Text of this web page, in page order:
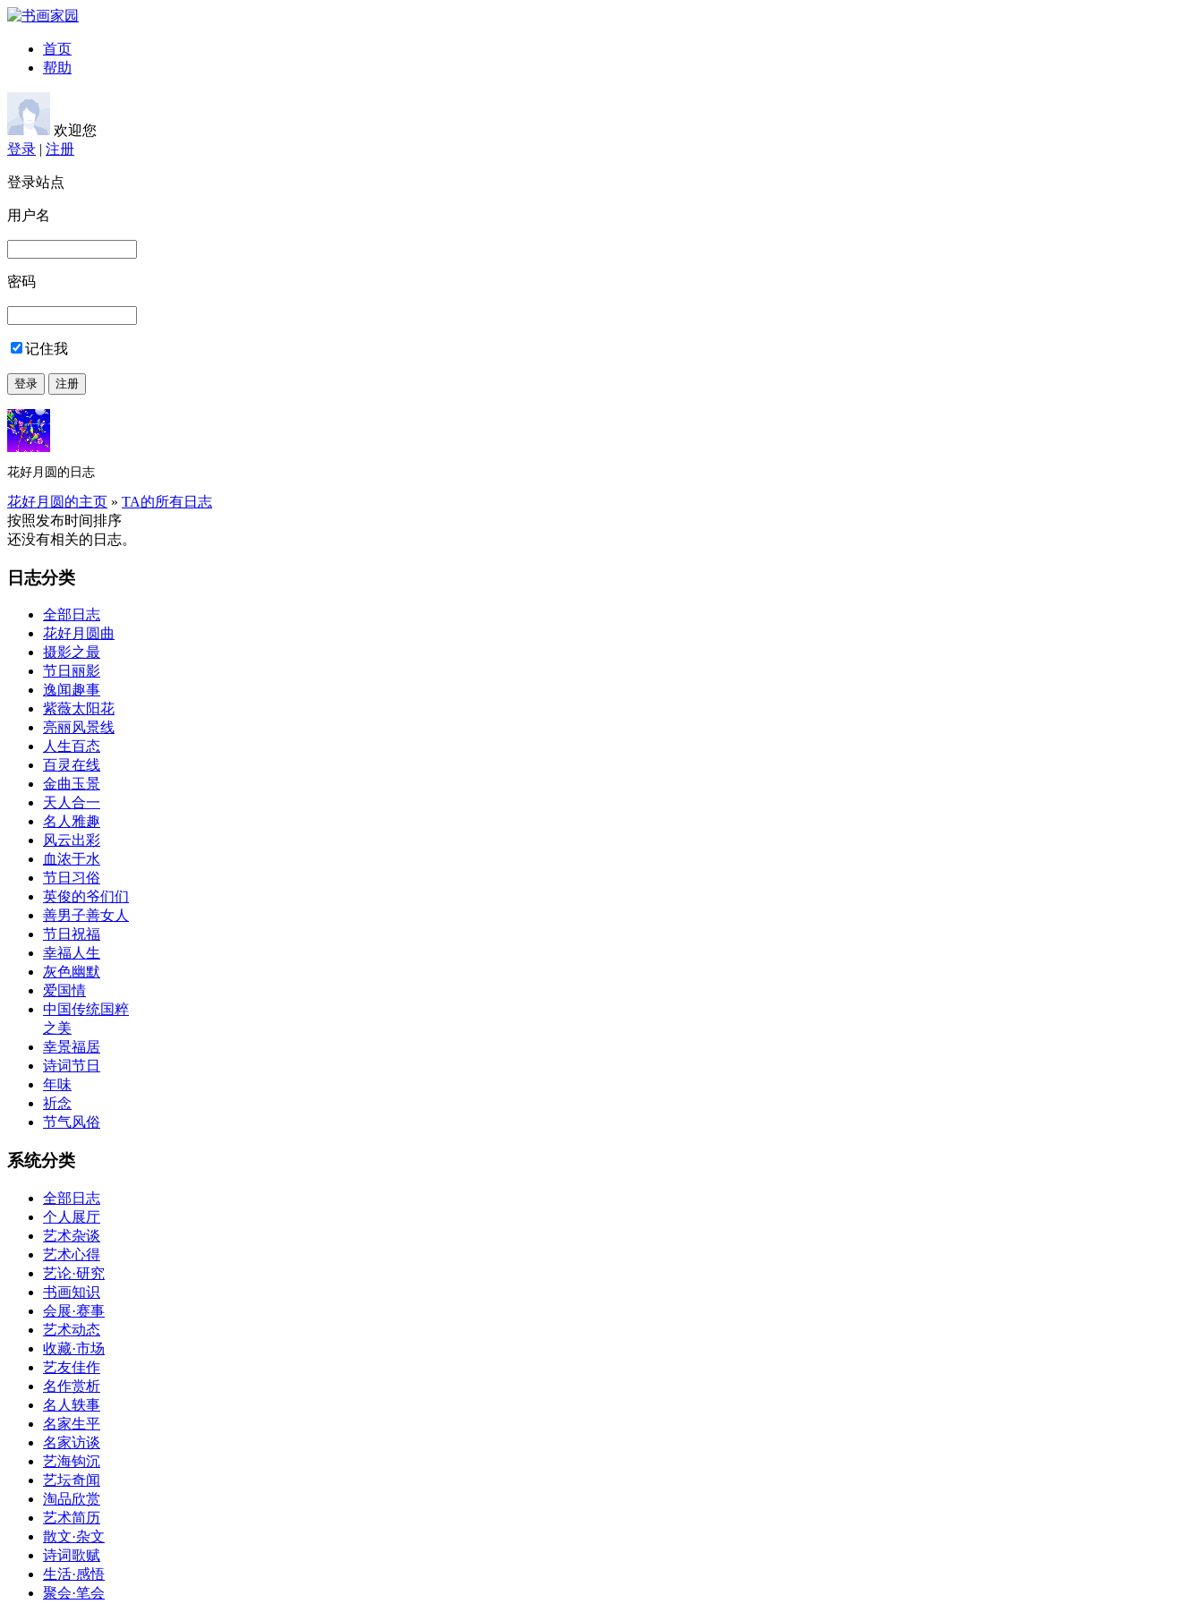
首页
帮助
欢迎您
登录 | 注册
登录站点
用户名
密码
记住我
花好月圆的日志
花好月圆的主页 » TA的所有日志
按照发布时间排序
还没有相关的日志。
日志分类
全部日志
花好月圆曲
摄影之最
节日丽影
逸闻趣事
紫薇太阳花
亮丽风景线
人生百态
百灵在线
金曲玉景
天人合一
名人雅趣
风云出彩
血浓于水
节日习俗
英俊的爷们们
善男子善女人
节日祝福
幸福人生
灰色幽默
爱国情
中国传统国粹
之美
幸景福居
诗词节日
年味
祈念
节气风俗
系统分类
全部日志
个人展厅
艺术杂谈
艺术心得
艺论·研究
书画知识
会展·赛事
艺术动态
收藏·市场
艺友佳作
名作赏析
名人轶事
名家生平
名家访谈
艺海钩沉
艺坛奇闻
淘品欣赏
艺术简历
散文·杂文
诗词歌赋
生活·感悟
聚会·笔会